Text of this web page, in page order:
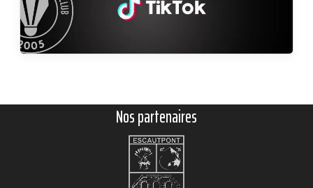
Nos partenaires